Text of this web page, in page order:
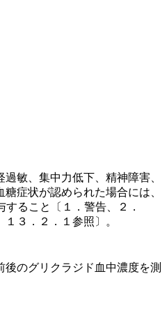
のグリクラジド血中濃度を測
敏、集中力低下、精神障害、
症状が認められた場合には、
ること〔１．警告、２．
３．２．１参照〕。